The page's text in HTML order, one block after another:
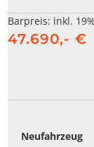
Barpreis: inkl.
47.690,- €
Neufahrzeug